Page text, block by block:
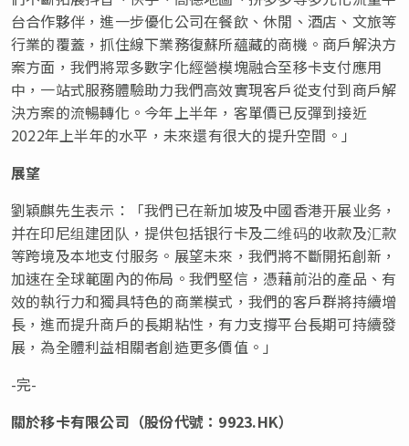
台合作夥伴，進一步優化公司在餐飲、休閒、酒店、文旅等
行業的覆蓋，抓住線下業務復蘇所蘊藏的商機。商戶解決方
案方面，我們將眾多數字化經營模塊融合至移卡支付應用
中，一站式服務體驗助力我們高效實現客戶從支付到商戶解
決方案的流暢轉化。今年上半年，客單價已反彈到接近
2022年上半年的水平，未來還有很大的提升空間。」
展望
劉穎麒先生表示：「我們已在新加坡及中國香港开展业务，
并在印尼组建团队，提供包括银行卡及二维码的收款及汇款
等跨境及本地支付服务。展望未來，我們將不斷開拓創新，
加速在全球範圍內的佈局。我們堅信，憑藉前沿的產品、有
效的執行力和獨具特色的商業模式，我們的客戶群將持續增
長，進而提升商戶的長期粘性，有力支撐平台長期可持續發
展，為全體利益相關者創造更多價值。」
-完-
關於移卡有限公司（股份代號： 9923.HK）